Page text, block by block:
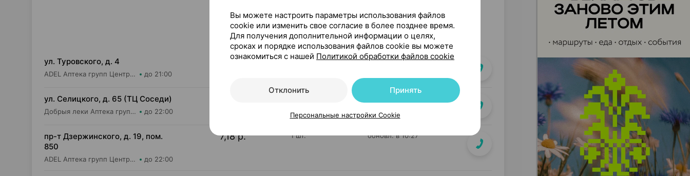
ул. Туровского, д. 4
ADEL Аптека групп Центр ООО Аптека №20 до 21:00
7,18 р. 2 шт. обновл. в 10:25
ул. Селицкого, д. 65 (ТЦ Соседи)
Добрыя леки Аптека групп Центр ООО Аптека №47 до 22:00
пр-т Дзержинского, д. 19, пом.
850
ADEL Аптека групп Центр ООО Аптека №65 до 22:00
7,18 р. 1 шт. обновл. в 10:27
Вы можете настроить параметры использования файлов
cookie или изменить свое согласие в более позднее время.
Для получения дополнительной информации о целях,
сроках и порядке использования файлов cookie вы можете
ознакомиться с нашей Политикой обработки файлов cookie
Отклонить Принять
Персональные настройки Cookie